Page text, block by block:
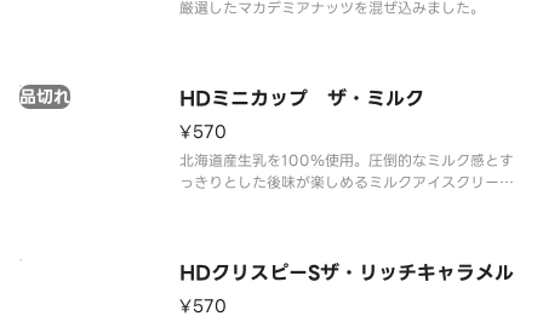
厳選したマカデミアナッツを混ぜ込みました。
HDミニカップ ザ・ミルク
品切れ
¥570
北海道産生乳を100％使用。圧倒的なミルク感とす
っきりとした後味が楽しめるミルクアイスクリーム
HDクリスピーSザ・リッチキャラメル
¥570